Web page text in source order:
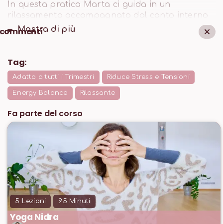
In questa pratica Marta ci guida in un
rilassamento accompagnato dal canto interno
dell'OM e dal conteggio del nostro respiro che
È una buona pratica da fare come intervallo al
lavoro o prima di dormire
Mostra di più
Tag:
Adatto a tutti i Trimestri Riduce Stress e Tensioni
Energy Balance Rilassante
Fa parte del corso
5 Lezioni 95 Minuti
Yoga Nidra